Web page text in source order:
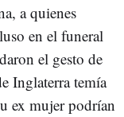
a quienes
en el funeral
el gesto de
Inglaterra temía
ex mujer podrían